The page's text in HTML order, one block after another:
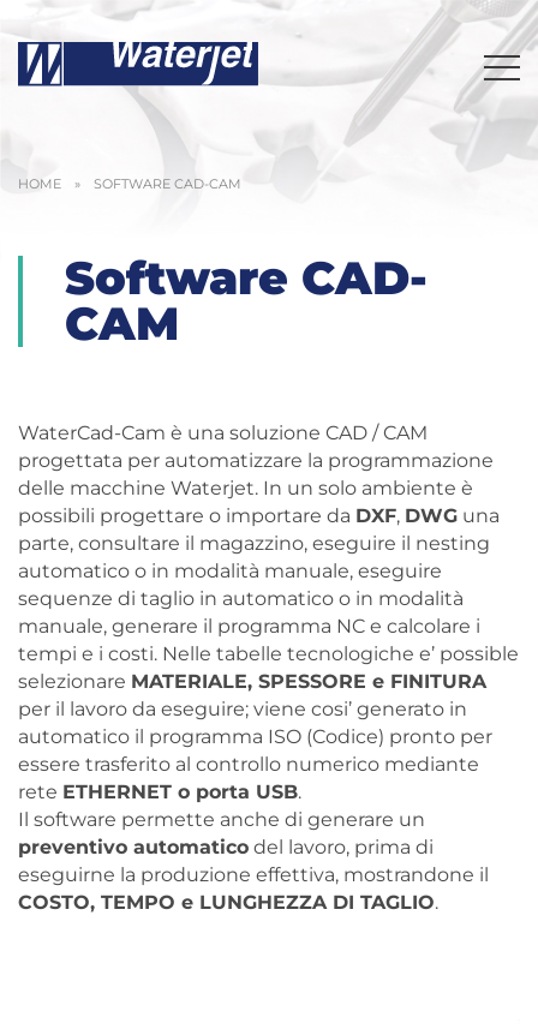
HOME » SOFTWARE CAD-CAM
Software CAD-
CAM
WaterCad-Cam è una soluzione CAD / CAM
progettata per automatizzare la programmazione
delle macchine Waterjet. In un solo ambiente è
possibili progettare o importare da DXF, DWG una
parte, consultare il magazzino, eseguire il nesting
automatico o in modalità manuale, eseguire
sequenze di taglio in automatico o in modalità
manuale, generare il programma NC e calcolare i
tempi e i costi. Nelle tabelle tecnologiche e’ possible
selezionare MATERIALE, SPESSORE e FINITURA
per il lavoro da eseguire; viene cosi’ generato in
automatico il programma ISO (Codice) pronto per
essere trasferito al controllo numerico mediante
rete ETHERNET o porta USB.
Il software permette anche di generare un
preventivo automatico del lavoro, prima di
eseguirne la produzione effettiva, mostrandone il
COSTO, TEMPO e LUNGHEZZA DI TAGLIO.